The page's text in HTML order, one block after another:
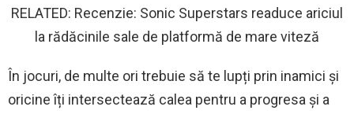
RELATED: Recenzie: Sonic Superstars readuce ariciul
la rădăcinile sale de platformă de mare viteză
În jocuri, de multe ori trebuie să te lupți prin inamici și
oricine îți intersectează calea pentru a progresa și a